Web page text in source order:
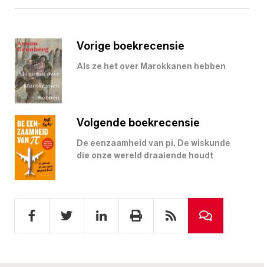
Vorige boekrecensie
Als ze het over Marokkanen hebben
Volgende boekrecensie
De eenzaamheid van pi. De wiskunde
die onze wereld draaiende houdt